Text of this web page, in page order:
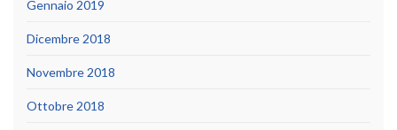
Gennaio 2019
Dicembre 2018
Novembre 2018
Ottobre 2018